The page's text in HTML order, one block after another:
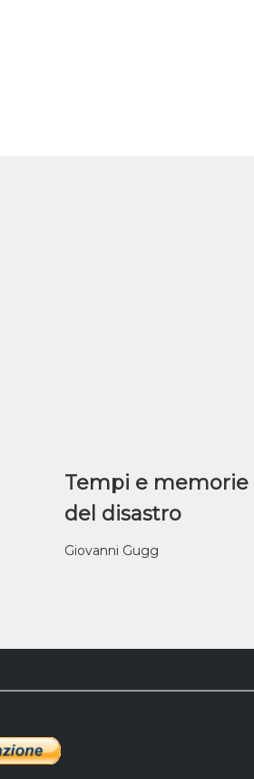
Tempi e memorie
del disastro
Giovanni Gugg